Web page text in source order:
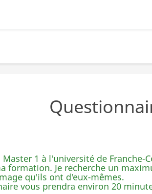
1 à l'université de
formation. Je recherche un
qu'ils ont d'eux-mêmes.
vous prendra environ 20